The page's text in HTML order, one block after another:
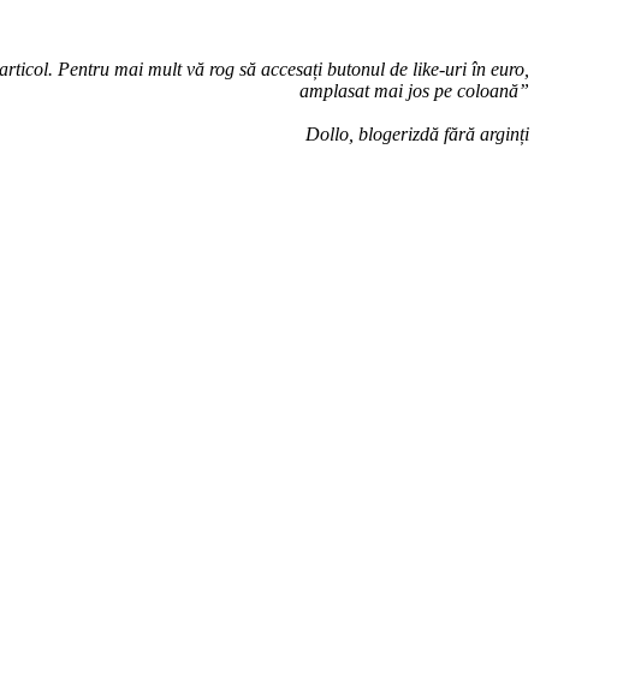
Pentru mai mult vă rog să accesați butonul de like-uri în euro,
amplasat mai jos pe coloană”
Dollo, blogerizdă fără arginți